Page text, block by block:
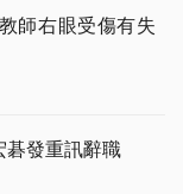
師右眼受傷有失
碁發重訊辭職